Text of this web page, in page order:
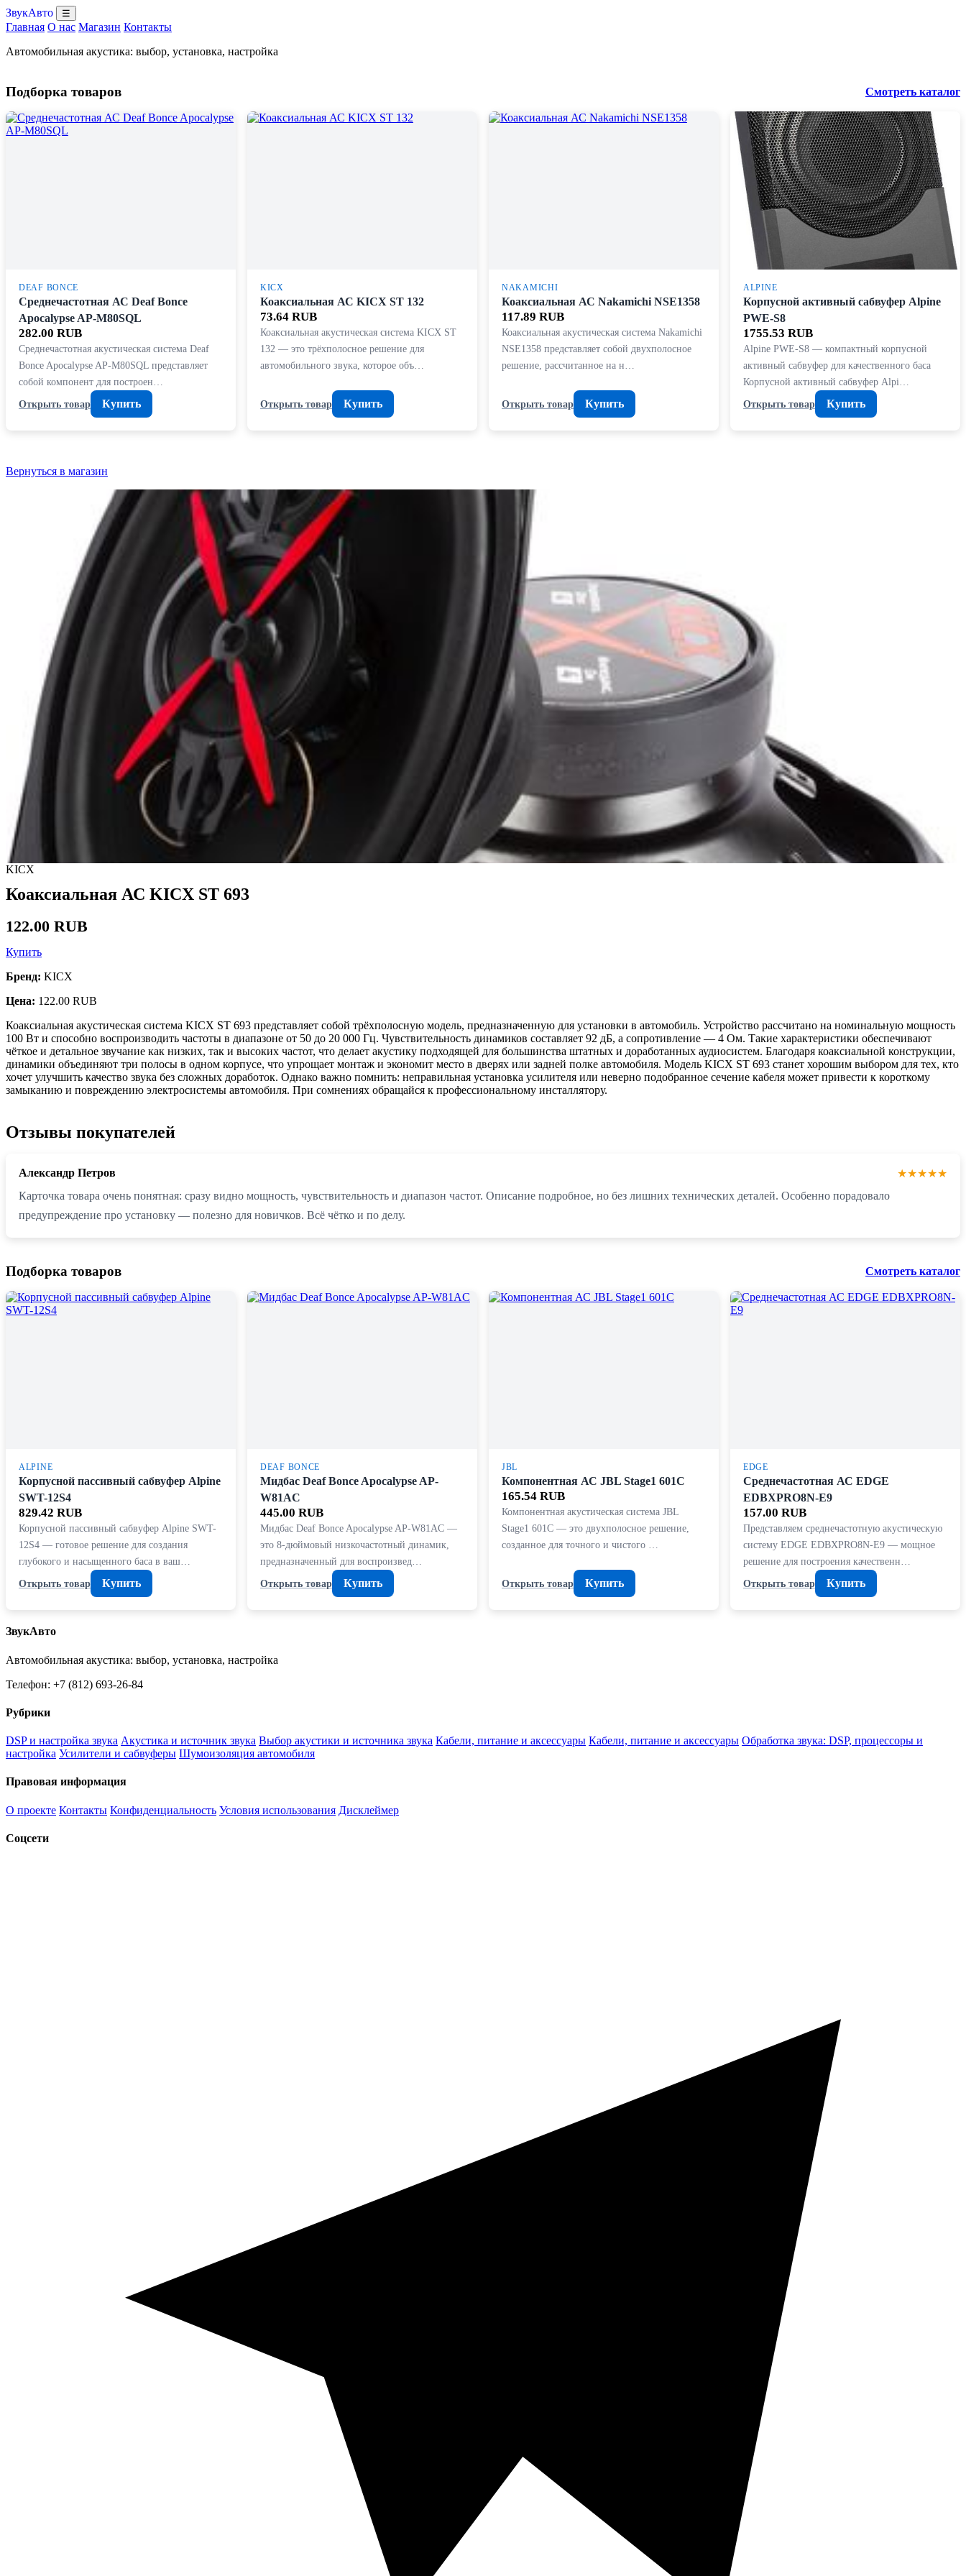
ЗвукАвто ☰
Главная О нас Магазин Контакты
Автомобильная акустика: выбор, установка, настройка
Подборка товаров Смотреть каталог
DEAF BONCE
Среднечастотная АС Deaf Bonce
Apocalypse AP-M80SQL
282.00 RUB
Среднечастотная акустическая система Deaf
Bonce Apocalypse AP-M80SQL представляет
собой компонент для построен…
Открыть товар
Купить
KICX
Коаксиальная АС KICX ST 132
73.64 RUB
Коаксиальная акустическая система KICX ST
132 — это трёхполосное решение для
автомобильного звука, которое объ…
Открыть товар Купить
NAKAMICHI
Коаксиальная АС Nakamichi NSE1358
117.89 RUB
Коаксиальная акустическая система Nakamichi
NSE1358 представляет собой двухполосное
решение, рассчитанное на н…
Открыть товар Купить
ALPINE
Корпусной активный сабвуфер Alpine
PWE-S8
1755.53 RUB
Alpine PWE-S8 — компактный корпусной
активный сабвуфер для качественного баса
Корпусной активный сабвуфер Alpi…
Открыть товар
Купить
Вернуться в магазин
KICX
Коаксиальная АС KICX ST 693
122.00 RUB
Купить
Бренд: KICX
Цена: 122.00 RUB
Коаксиальная акустическая система KICX ST 693 представляет собой трёхполосную модель, предназначенную для установки в автомобиль. Устройство рассчитано на номинальную мощность
100 Вт и способно воспроизводить частоты в диапазоне от 50 до 20 000 Гц. Чувствительность динамиков составляет 92 дБ, а сопротивление — 4 Ом. Такие характеристики обеспечивают
чёткое и детальное звучание как низких, так и высоких частот, что делает акустику подходящей для большинства штатных и доработанных аудиосистем. Благодаря коаксиальной конструкции,
динамики объединяют три полосы в одном корпусе, что упрощает монтаж и экономит место в дверях или задней полке автомобиля. Модель KICX ST 693 станет хорошим выбором для тех, кто
хочет улучшить качество звука без сложных доработок. Однако важно помнить: неправильная установка усилителя или неверно подобранное сечение кабеля может привести к короткому
замыканию и повреждению электросистемы автомобиля. При сомнениях обращайся к профессиональному инсталлятору.
Отзывы покупателей
Александр Петров
★★★★★
Карточка товара очень понятная: сразу видно мощность, чувствительность и диапазон частот. Описание подробное, но без лишних технических деталей. Особенно порадовало
предупреждение про установку — полезно для новичков. Всё чётко и по делу.
Подборка товаров Смотреть каталог
ALPINE
Корпусной пассивный сабвуфер Alpine
SWT-12S4
829.42 RUB
Корпусной пассивный сабвуфер Alpine SWT-
12S4 — готовое решение для создания
глубокого и насыщенного баса в ваш…
Открыть товар
Купить
DEAF BONCE
Мидбас Deaf Bonce Apocalypse AP-
W81AC
445.00 RUB
Мидбас Deaf Bonce Apocalypse AP-W81AC —
это 8-дюймовый низкочастотный динамик,
предназначенный для воспроизвед…
Открыть товар
Купить
JBL
Компонентная АС JBL Stage1 601C
165.54 RUB
Компонентная акустическая система JBL
Stage1 601C — это двухполосное решение,
созданное для точного и чистого …
Открыть товар Купить
EDGE
Среднечастотная АС EDGE
EDBXPRO8N-E9
157.00 RUB
Представляем среднечастотную акустическую
систему EDGE EDBXPRO8N-E9 — мощное
решение для построения качественн…
Открыть товар
Купить
ЗвукАвто
Автомобильная акустика: выбор, установка, настройка
Телефон: +7 (812) 693-26-84
Рубрики
DSP и настройка звука Акустика и источник звука Выбор акустики и источника звука Кабели, питание и аксессуары Кабели, питание и аксессуары Обработка звука: DSP, процессоры и
настройка Усилители и сабвуферы Шумоизоляция автомобиля
Правовая информация
О проекте Контакты Конфиденциальность Условия использования Дисклеймер
Соцсети